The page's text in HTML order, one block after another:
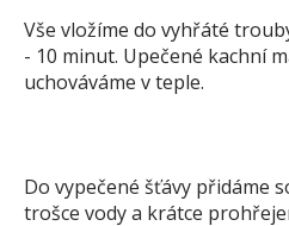
Vše vložíme do vyhřáté
- 10 minut. Upečené kachní
uchováváme v teple.
Do vypečené šťávy přidáme
trošce vody a krátce